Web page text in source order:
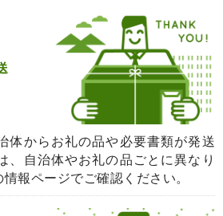
体からお礼の品や必要書類が発送
、自治体やお礼の品ごとに異なり
報ページでご確認ください。